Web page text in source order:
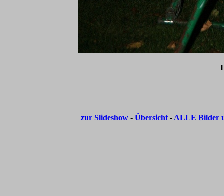
zur Slideshow- Übersicht - ALLE Bilder